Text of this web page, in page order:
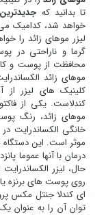
تا بدانید که
خواهد شد، کدامیک
لیزر موهای زائد را
گرما و ناراحتی در
محافظت از پوست و
موهای زائد
کلینیک های لیزر از
کندلاست. یکی از
موهای زائد، رنگ
خانگی الکساندرایت
موثر است. این
درمان با آنها عموما
حال، لیزر
روی پوست های برنزه
ای کندلا جنتل مکس
توان آن را به عنوان